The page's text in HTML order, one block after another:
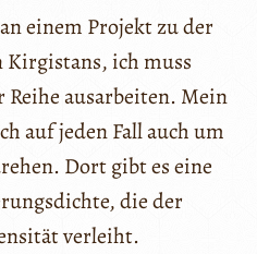
einem Projekt zu der
ich muss
Reihe ausarbeiten. Mein
auf jeden Fall auch um
Dort gibt es eine
die der
verleiht.